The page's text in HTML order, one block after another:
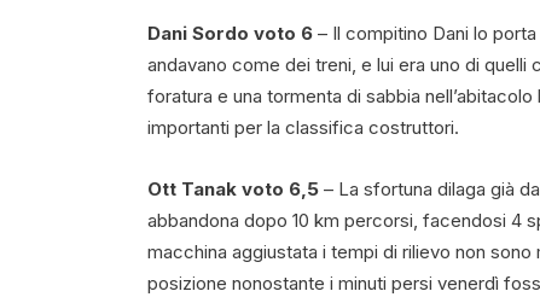
Dani Sordo voto 6 – Il compitino Dani lo
andavano come dei treni, e lui era uno di
foratura e una tormenta di sabbia
importanti per la classifica costruttori.
Ott Tanak voto 6,5 – La sfortuna dilaga già
abbandona dopo 10 km percorsi, facendosi 4
macchina aggiustata i tempi di rilievo non
posizione nonostante i minuti persi venerdì